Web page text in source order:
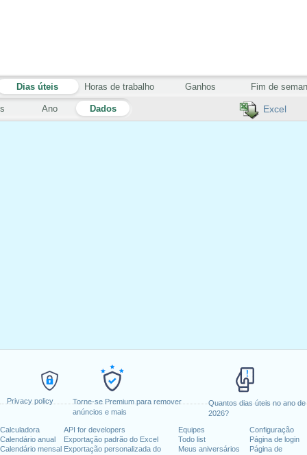
Privacy policy
Torne-se Premium para remover
anúncios e mais
Quantos dias úteis no ano de
2026?
Calculadora
Calendário anual
Calendário mensal
API for developers
Exportação padrão do Excel
Exportação personalizada do
Equipes
Todo list
Meus aniversários
Configuração
Página de login
Página de
Excel
Ano Dados
Dias úteis Horas de trabalho Ganhos Fim de